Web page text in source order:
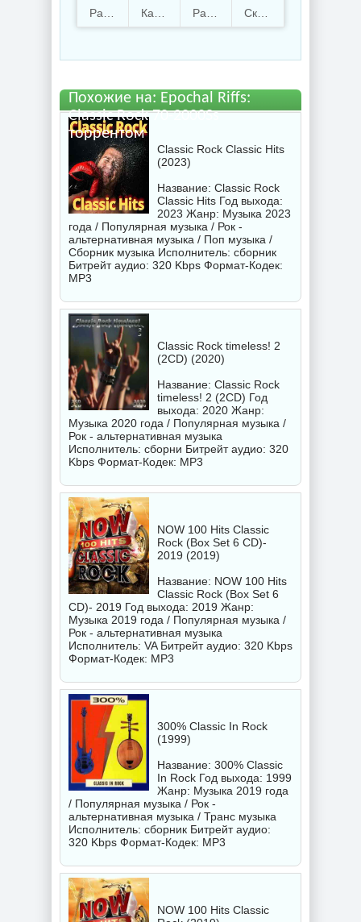
Classic Rock 70-
бесплатно
28 59 701.48 Mb
Похожие на: Epochal Riffs:
Classic Rock 70-2000Ss
торрентом
Classic Rock Classic Hits
(2023)
Название: Classic Rock
Classic Hits Год выхода:
2023 Жанр: Музыка 2023
года / Популярная музыка / Рок -
альтернативная музыка / Поп музыка /
Сборник музыка Исполнитель: сборник
Битрейт аудио: 320 Kbps Формат-Кодек:
MP3
Classic Rock timeless! 2
(2CD) (2020)
Название: Classic Rock
timeless! 2 (2CD) Год
выхода: 2020 Жанр:
Музыка 2020 года / Популярная музыка /
Рок - альтернативная музыка
Исполнитель: сборни Битрейт аудио: 320
Kbps Формат-Кодек: MP3
NOW 100 Hits Classic
Rock (Box Set 6 CD)-
2019 (2019)
Название: NOW 100 Hits
Classic Rock (Box Set 6
CD)- 2019 Год выхода: 2019 Жанр:
Музыка 2019 года / Популярная музыка /
Рок - альтернативная музыка
Исполнитель: VAБитрейт аудио: 320 Kbps
Формат-Кодек: MP3
300% Classic In Rock
(1999)
Название: 300% Classic
In Rock Год выхода: 1999
Жанр: Музыка 2019 года
/ Популярная музыка / Рок -
альтернативная музыка / Транс музыка
Исполнитель: сборник Битрейт аудио:
320 Kbps Формат-Кодек: MP3
NOW 100 Hits Classic